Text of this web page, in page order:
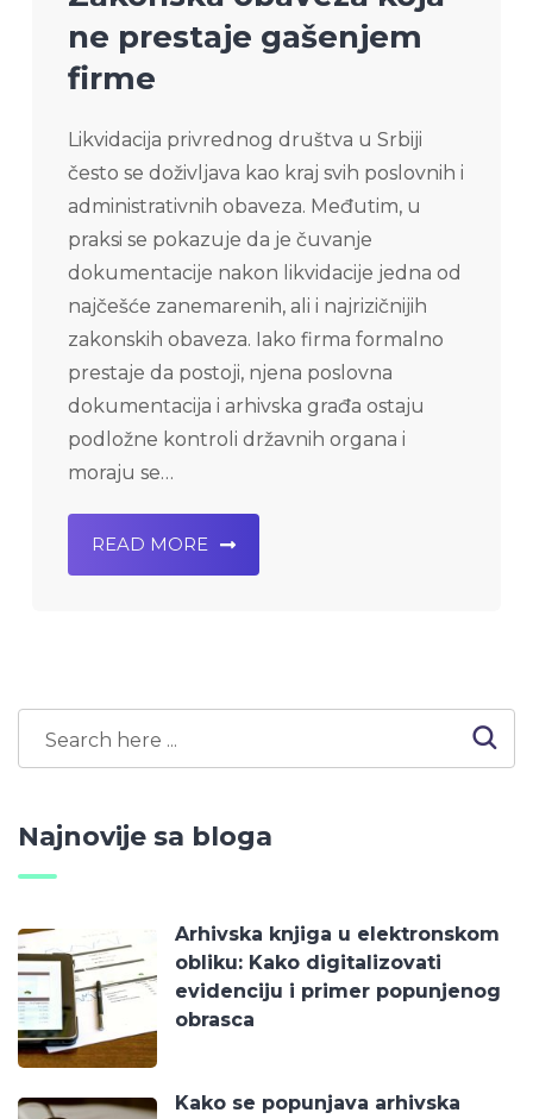
ne prestaje gašenjem
firme
Likvidacija privrednog društva u Srbiji
često se doživljava kao kraj svih poslovnih i
administrativnih obaveza. Međutim, u
praksi se pokazuje da je čuvanje
dokumentacije nakon likvidacije jedna od
najčešće zanemarenih, ali i najrizičnijih
zakonskih obaveza. Iako firma formalno
prestaje da postoji, njena poslovna
dokumentacija i arhivska građa ostaju
podložne kontroli državnih organa i
moraju se…
READ MORE
Najnovije sa bloga
Arhivska knjiga u elektronskom
obliku: Kako digitalizovati
evidenciju i primer popunjenog
obrasca
Kako se popunjava arhivska